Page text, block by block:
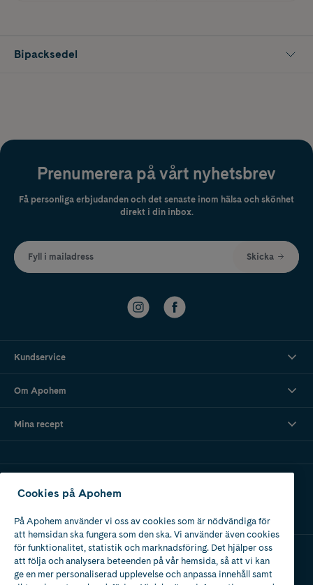
Bipacksedel
Prenumerera på vårt nyhetsbrev
Få personliga erbjudanden och det senaste inom hälsa och skönhet
direkt i din inbox.
Fyll i mailadress Skicka
Kundservice
Om Apohem
Mina recept
Apotek med tillstånd
av Läkemedelsverket
Cookies på Apohem
På Apohem använder vi oss av cookies som är nödvändiga för
att hemsidan ska fungera som den ska. Vi använder även cookies
för funktionalitet, statistik och marknadsföring. Det hjälper oss
att följa och analysera beteenden på vår hemsida, så att vi kan
ge en mer personaliserad upplevelse och anpassa innehåll samt